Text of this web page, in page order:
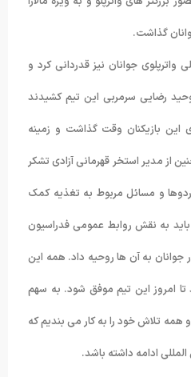
گذاشت.
واترپلوی جوانان نیز قدردانی کرد و
رضایی سرمربی این تیم کشیدند
این بازیکنان وقت گذاشت و زمینه
از مدیر استخر قهرمانی آزادی تشکر
و مسائل مربوط به تغذیه کمک
به نقش روابط عمومی فدراسیون
جوانان به آن ها روحیه داد. همه این
امروز این تیم موفق شود. به سهم
تلاش خود را به کار می بندیم که
ادامه داشته باشد.